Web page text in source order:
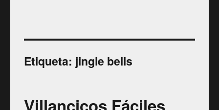
Etiqueta: jingle bells
Villancicos Fáciles